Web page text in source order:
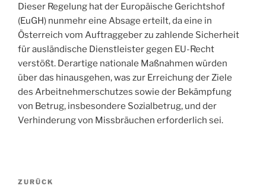
Dieser Regelung hat der Europäische Gerichtshof
(EuGH) nunmehr eine Absage erteilt, da eine in
Österreich vom Auftraggeber zu zahlende Sicherheit
für ausländische Dienstleister gegen EU-Recht
verstößt. Derartige nationale Maßnahmen würden
über das hinausgehen, was zur Erreichung der Ziele
des Arbeitnehmerschutzes sowie der Bekämpfung
von Betrug, insbesondere Sozialbetrug, und der
Verhinderung von Missbräuchen erforderlich sei.
Beitragsnavigation
Vorheriger
ZURÜCK